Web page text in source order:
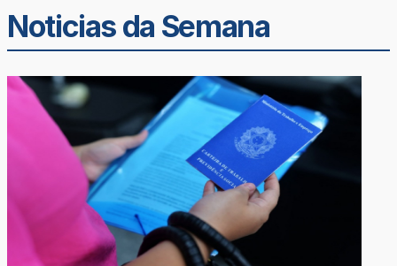
Noticias da Semana